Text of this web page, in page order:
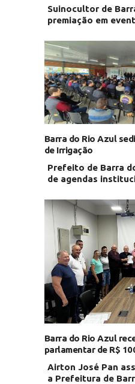
Suinocultor de
premiação em
Barra do Rio Azul
de Irrigação
Prefeito de Barra
de agendas
Barra do Rio Azul
parlamentar de R$
Airton José Pan
a Prefeitura de